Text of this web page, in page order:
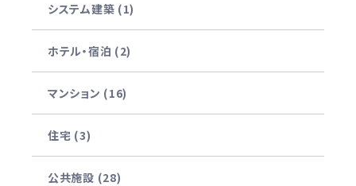
システム建築 (1)
ホテル・宿泊 (2)
マンション (16)
住宅 (3)
公共施設 (28)